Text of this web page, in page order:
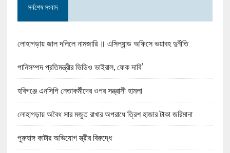
সর্বশেষ সংবাদ
লোহাগড়ায় জাল দলিলে নামজারি ॥ এসিল্যান্ড অফিসে ভয়াবহ দুর্নীতি
পানিসম্পদ প্রতিমন্ত্রীর ভিডিও ভাইরাল, ফেক দাবি’
হবিগঞ্জে এনসিপি নেতাকর্মীদের ওপর সন্ত্রাসী হামলা
লোহাগড়ায় অবৈধ সার মজুত রাখার অপরাধে ত্রিশ হাজার টাকা জরিমানা
পুরুষাঙ্গ কাটার অভিযোগ স্ত্রীর বিরুদ্ধে